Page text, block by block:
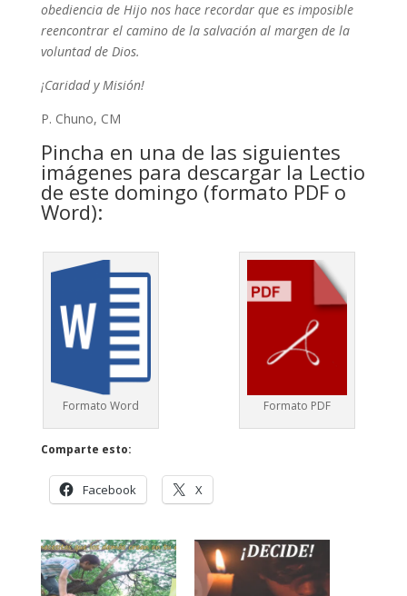
obediencia de Hijo nos hace recordar que es imposible
reencontrar el camino de la salvación al margen de la
voluntad de Dios.
¡Caridad y Misión!
P. Chuno, CM
Pincha en una de las siguientes
imágenes para descargar la Lectio
de este domingo (formato PDF o
Word):
Formato Word Formato PDF
Comparte esto:
Facebook X